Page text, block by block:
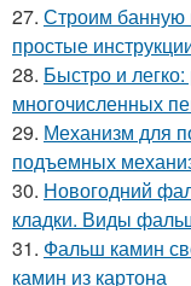
27. Строим банную
простые
28. Быстро и
многочисленных
29. Механизм для
подъемных
30. Новогодний
кладки. Виды
31. Фальш камин
камин из картона